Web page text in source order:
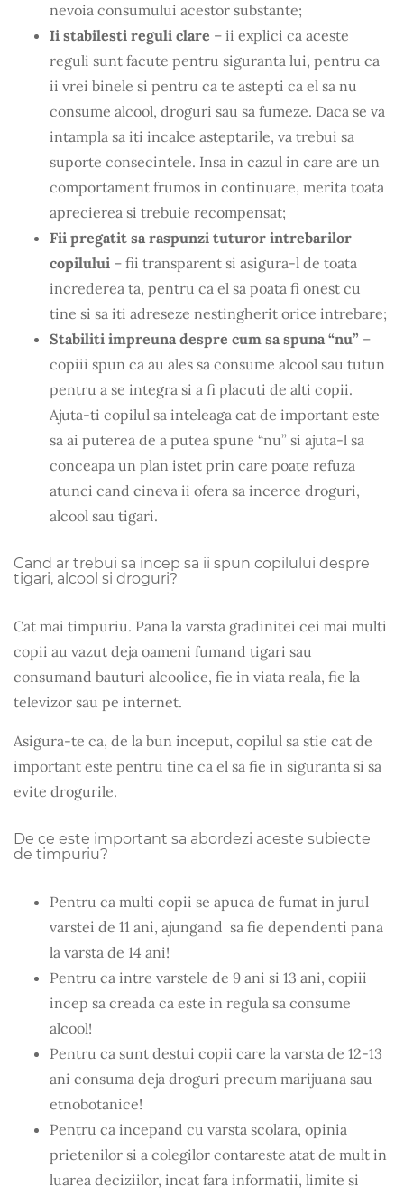
nevoia consumului acestor substante;
Ii stabilesti reguli clare – ii explici ca aceste
reguli sunt facute pentru siguranta lui, pentru ca
ii vrei binele si pentru ca te astepti ca el sa nu
consume alcool, droguri sau sa fumeze. Daca se va
intampla sa iti incalce asteptarile, va trebui sa
suporte consecintele. Insa in cazul in care are un
comportament frumos in continuare, merita toata
aprecierea si trebuie recompensat;
Fii pregatit sa raspunzi tuturor intrebarilor
copilului – fii transparent si asigura-l de toata
increderea ta, pentru ca el sa poata fi onest cu
tine si sa iti adreseze nestingherit orice intrebare;
Stabiliti impreuna despre cum sa spuna “nu” –
copiii spun ca au ales sa consume alcool sau tutun
pentru a se integra si a fi placuti de alti copii.
Ajuta-ti copilul sa inteleaga cat de important este
sa ai puterea de a putea spune “nu” si ajuta-l sa
conceapa un plan istet prin care poate refuza
atunci cand cineva ii ofera sa incerce droguri,
alcool sau tigari.
Cand ar trebui sa incep sa ii spun copilului despre
tigari, alcool si droguri?
Cat mai timpuriu. Pana la varsta gradinitei cei mai multi
copii au vazut deja oameni fumand tigari sau
consumand bauturi alcoolice, fie in viata reala, fie la
televizor sau pe internet.
Asigura-te ca, de la bun inceput, copilul sa stie cat de
important este pentru tine ca el sa fie in siguranta si sa
evite drogurile.
De ce este important sa abordezi aceste subiecte
de timpuriu?
Pentru ca multi copii se apuca de fumat in jurul
varstei de 11 ani, ajungand sa fie dependenti pana
la varsta de 14 ani!
Pentru ca intre varstele de 9 ani si 13 ani, copiii
incep sa creada ca este in regula sa consume
alcool!
Pentru ca sunt destui copii care la varsta de 12-13
ani consuma deja droguri precum marijuana sau
etnobotanice!
Pentru ca incepand cu varsta scolara, opinia
prietenilor si a colegilor contareste atat de mult in
luarea deciziilor, incat fara informatii, limite si